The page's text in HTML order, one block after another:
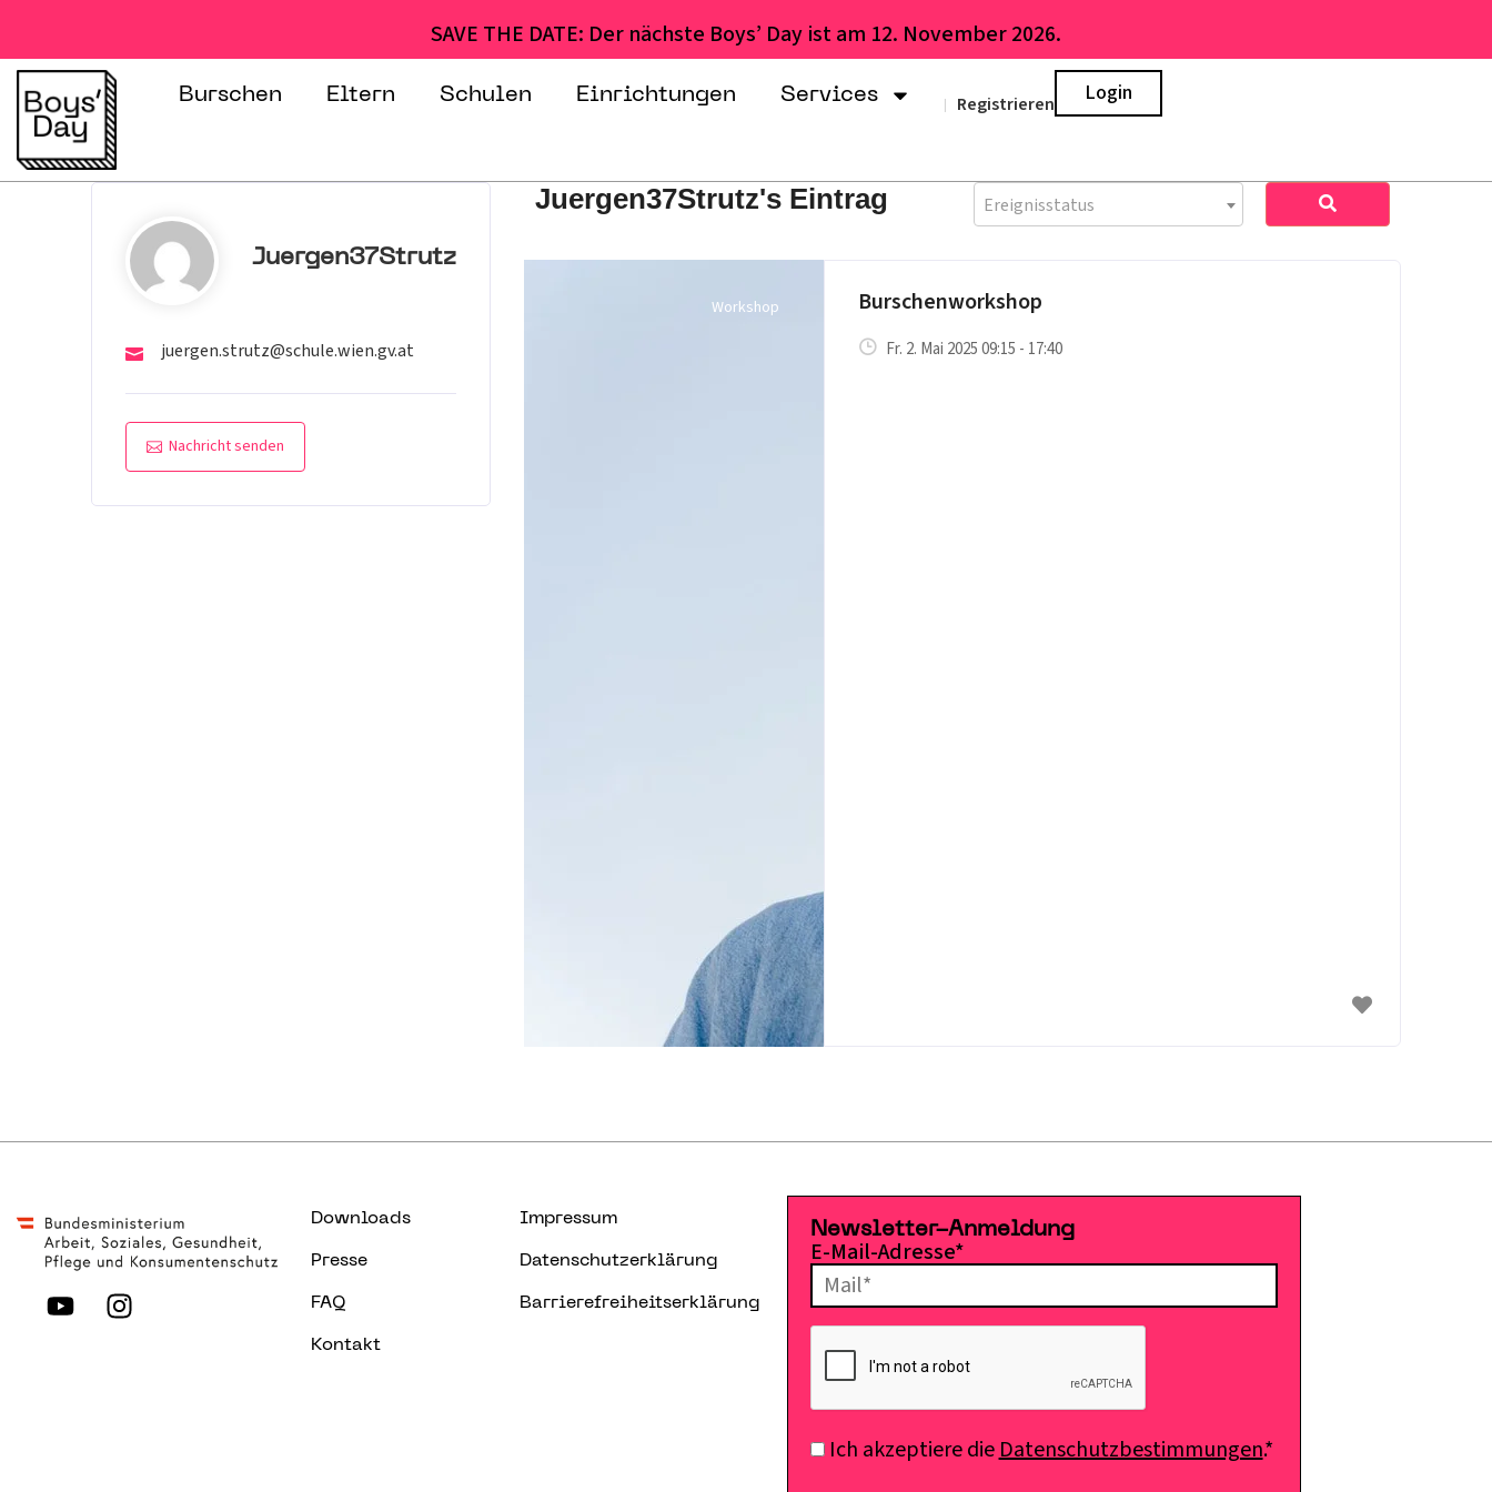
SAVE THE DATE: Der nächste Boys’ Day ist am 12. November 2026.
Burschen Eltern Schulen Einrichtungen Services | Registrieren Login
Juergen37Strutz
juergen.strutz@schule.wien.gv.at
Nachricht senden
Juergen37Strutz's Eintrag Ereignisstatus
Workshop Burschenworkshop
Fr. 2. Mai 2025 09:15 - 17:40
Downloads
Presse
FAQ
Kontakt
Impressum
Datenschutzerklärung
Barrierefreiheitserklärung
Newsletter-Anmeldung
E-Mail-Adresse*
Ich akzeptiere dieDatenschutzbestimmungen.*